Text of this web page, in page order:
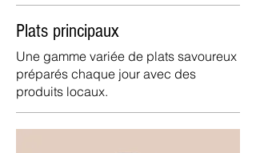
Plats principaux
Une gamme variée de plats savoureux
préparés chaque jour avec des
produits locaux.